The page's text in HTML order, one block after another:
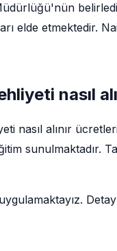
elde etmektedir.
nasıl
nasıl alınır
sunulmaktadır.